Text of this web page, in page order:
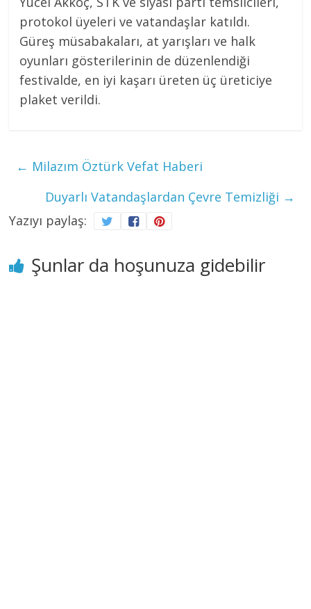
protokol üyeleri ve vatandaşlar katıldı.
Güreş müsabakaları, at yarışları ve halk
oyunları gösterilerinin de düzenlendiği
festivalde, en iyi kaşarı üreten üç üreticiye
plaket verildi.
← Milazım Öztürk Vefat Haberi
Duyarlı Vatandaşlardan Çevre Temizliği →
Yazıyı paylaş:
Şunlar da hoşunuza gidebilir